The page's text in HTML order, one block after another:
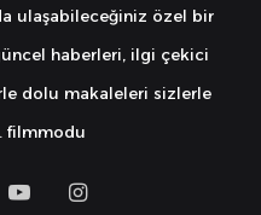
ulaşabileceğiniz özel bir
haberleri, ilgi çekici
dolu makaleleri sizlerle
filmmodu
YouTubeInstagram